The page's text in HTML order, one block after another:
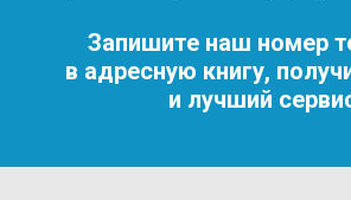
Запишите наш номер
в адресную книгу,
и лучший